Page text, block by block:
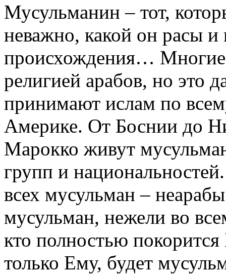
Мусульманин – тот,
неважно, какой он расы и
происхождения…
религией арабов, но это
принимают ислам по
Америке. От Боснии до
Марокко живут
групп и
всех мусульман –
мусульман, нежели во
кто полностью покорится
только Ему, будет